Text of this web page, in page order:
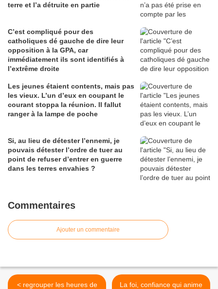
terre et l’a détruite en partie
C’est compliqué pour des
catholiques dé gauche de dire leur
opposition à la GPA, car
immédiatement ils sont identifiés à
l’extrême droite
Les jeunes étaient contents, mais pas
les vieux. L’un d’eux en coupant le
courant stoppa la réunion. Il fallut
ranger à la lampe de poche
Si, au lieu de détester l’ennemi, je
pouvais détester l’ordre de tuer au
point de refuser d’entrer en guerre
dans les terres envahies ?
Commentaires
Ajouter un commentaire
< regrouper les heures de
La foi, confiance qui anime